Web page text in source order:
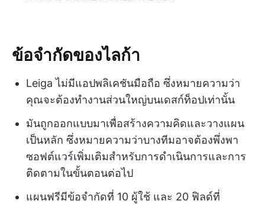
ข้อจำกัดของไลก้า
Leiga ไม่มีแอปพลิเคชันมือถือ ซึ่งหมายความว่า
คุณจะต้องทำงานส่วนใหญ่บนเดสก์ท็อปเท่านั้น
มันถูกออกแบบมาเพื่อสร้างความคิดและวางแผน
เป็นหลัก ซึ่งหมายความว่าบางทีมอาจต้องพึ่งพา
ซอฟต์แวร์เพิ่มเติมสำหรับการดำเนินการและการ
ติดตามในขั้นตอนต่อไป
แผนฟรีมีข้อจำกัดที่ 10 ผู้ใช้ และ 20 ฟิลด์ที่